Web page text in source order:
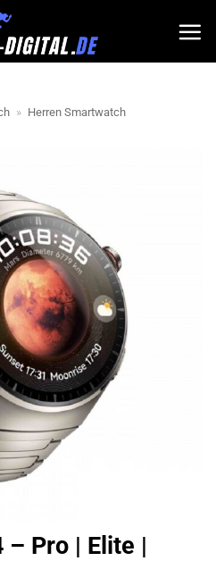
» Herren Smartwatch
– Pro | Elite |